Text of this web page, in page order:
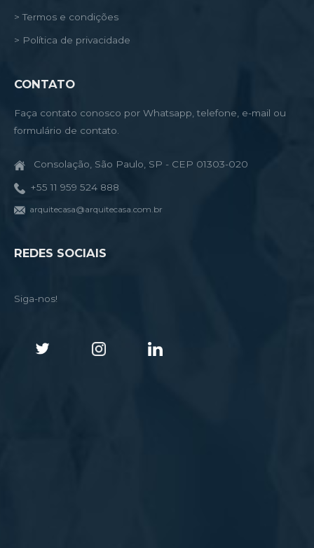
> Termos e condições
> Política de privacidade
CONTATO
Faça contato conosco por Whatsapp, telefone, e-mail ou
formulário de contato.
Consolação, São Paulo, SP - CEP 01303-020
+55 11 959 524 888
arquitecasa@arquitecasa.com.br
REDES SOCIAIS
Siga-nos!